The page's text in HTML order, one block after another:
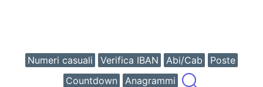
Numeri casuali Verifica IBAN Abi/Cab
Poste
Countdown
Anagrammi